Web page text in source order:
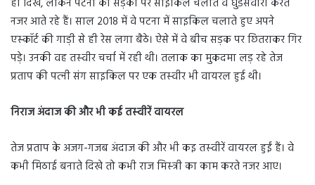
ही दिखे, लेकिन पटना की सड़कों पर साइकिल चलाते व घुडसवारी करते
नजर आते रहे हैं। साल 2018 में वे पटना में साइकिल चलाते हुए अपने
एस्‍कॉर्ट की गाड़ी से ही रेस लगा बैठे। ऐसे में वे बीच सड़क पर छितराकर गिर
पड़े। उनकी वह तस्‍वीर चर्चा में रही थी। तलाक का मुकदमा लड़ रहे तेज
प्रताप की पत्‍नी संग साइकिल पर एक तस्‍वीर भी वायरल हुई थी।
निराज अंदाज की और भी कई तस्‍वीरें वायरल
तेज प्रताप के अजग-गजब अंदाज की और भी कइ तस्‍वीरें वायरल हुईं हैं। वे
कभी मिठाई बनाते दिखे तो कभी राज मिस्‍त्री का काम करते नजर आए।